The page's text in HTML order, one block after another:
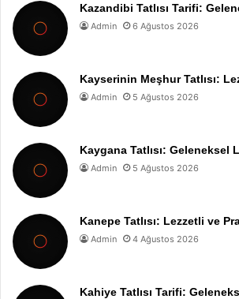
Kazandibi Tatlısı Tarifi:
Admin 6 Ağustos 2026
Kayserinin Meşhur Tatlısı:
Admin 5 Ağustos 2026
Kaygana Tatlısı: Geleneksel
Admin 5 Ağustos 2026
Kanepe Tatlısı: Lezzetli ve
Admin 4 Ağustos 2026
Kahiye Tatlısı Tarifi: